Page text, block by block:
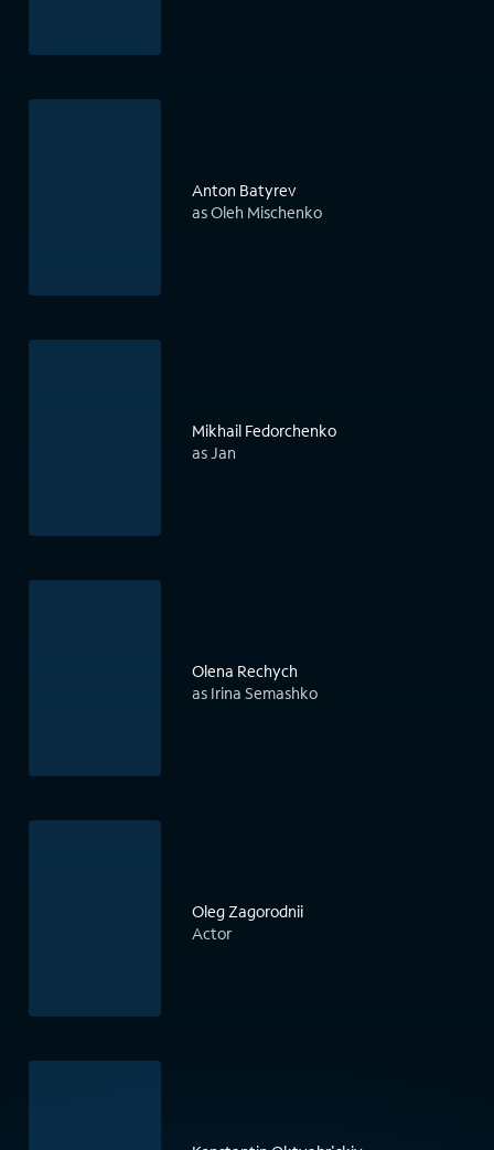
Anton Batyrev
as Oleh Mischenko
Mikhail Fedorchenko
as Jan
Olena Rechych
as Irina Semashko
Oleg Zagorodnii
Actor